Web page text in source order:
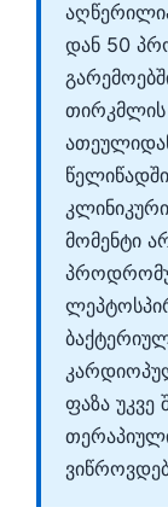
დან 50
თირკმლის
მომენტი
ფაზა უკვე